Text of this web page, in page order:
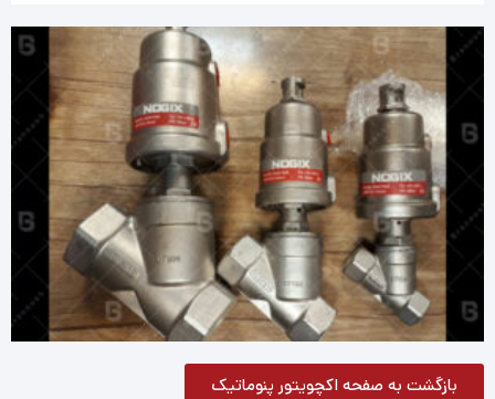
بازگشت به صفحه اکچویتور پنوماتیک